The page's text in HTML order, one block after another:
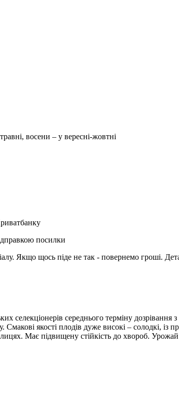
восени – у вересні-жовтні
посилки
Якщо щось піде не так - повернемо гроші.
селекціонерів середнього терміну
Смакові якості плодів дуже високі – солодкі,
Має підвищену стійкість до хвороб.